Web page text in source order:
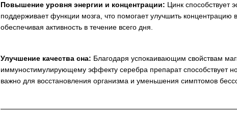
Повышение уровня энергии и концентрации: Цинк способствует
поддерживает функции мозга, что помогает улучшить концентрацию
обеспечивая активность в течение всего дня.
Улучшение качества сна: Благодаря успокаивающим свойствам
иммуностимулирующему эффекту серебра препарат способствует
важно для восстановления организма и уменьшения симптомов